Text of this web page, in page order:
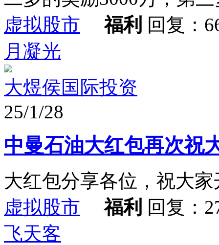
虚拟股市
福利 回复：
月凝光
大煜侯国际投资
25/1/28
中曼石油大红包再次祝
大红包分享各位，祝大
虚拟股市
福利 回复：
飞天客